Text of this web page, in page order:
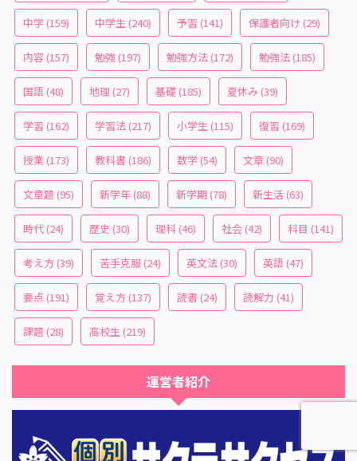
中学(159) 中学生 (240) 予習 (141) 保護者向け (29)
内容(157) 勉強(197) 勉強方法(172) 勉強法(185)
国語 (48) 地理 (27) 基礎(185) 夏休み (39)
学習 (162) 学習法(217) 小学生 (115) 復習 (169)
授業(173) 教科書(186) 数学(54) 文章 (90)
文章題 (95) 新学年(88) 新学期(78) 新生活(63)
時代(24) 歴史 (30) 理科(46) 社会(42) 科目 (141)
考え方(39) 苦手克服(24) 英文法(30) 英語 (47)
要点 (191) 覚え方(137) 読書(24) 読解力 (41)
課題 (28) 高校生 (219)
運営者紹介